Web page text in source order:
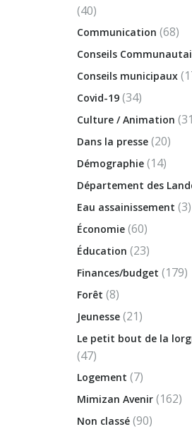
(40)
Communication (68)
Conseils
Conseils municipaux
Covid-19 (34)
Culture / Animation
Dans la presse (20)
Démographie (14)
Département des
Eau assainissement (3)
Économie (60)
Éducation (23)
Finances/budget (179)
Forêt (8)
Jeunesse (21)
Le petit bout de la
(47)
Logement (7)
Mimizan Avenir (162)
Non classé (90)